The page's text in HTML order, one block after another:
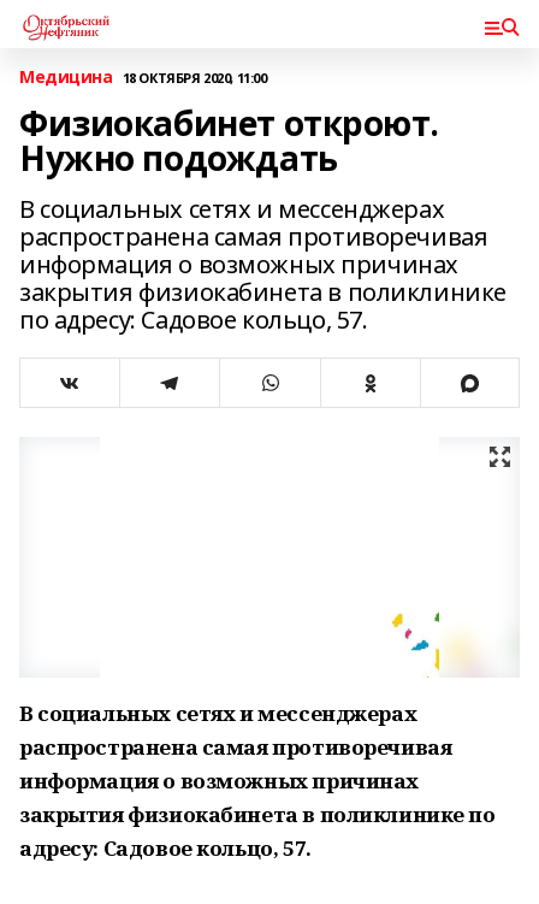
Медицина 18 ОКТЯБРЯ 2020, 11:00
Физиокабинет откроют.
Нужно подождать
В социальных сетях и мессенджерах
распространена самая противоречивая
информация о возможных причинах
закрытия физиокабинета в поликлинике
по адресу: Садовое кольцо, 57.
В социальных сетях и мессенджерах
распространена самая противоречивая
информация о возможных причинах
закрытия физиокабинета в поликлинике по
адресу: Садовое кольцо, 57.